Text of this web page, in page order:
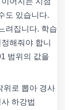
도 있습니다.
려집니다. 학습
해줘야 합니
범위의 값을
위로 뽑아 경사
하강법